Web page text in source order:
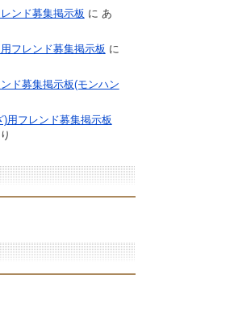
ンド募集掲示板 に あ
フレンド募集掲示板 に
ド募集掲示板(モンハン
)用フレンド募集掲示板